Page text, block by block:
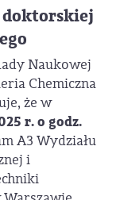
doktorskiej
Naukowej
Chemiczna
że w
r. o godz.
A3 Wydziału
i